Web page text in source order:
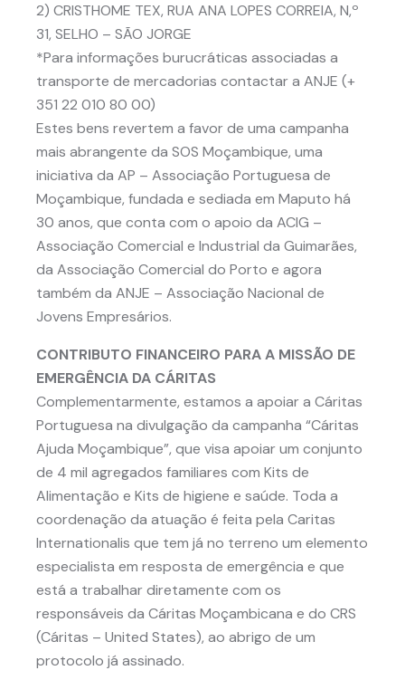
2) CRISTHOME TEX, RUA ANA LOPES CORREIA, N,º
31, SELHO – SÃO JORGE
*Para informações burucráticas associadas a
transporte de mercadorias contactar a ANJE (+
351 22 010 80 00)
Estes bens revertem a favor de uma campanha
mais abrangente da SOS Moçambique, uma
iniciativa da AP – Associação Portuguesa de
Moçambique, fundada e sediada em Maputo há
30 anos, que conta com o apoio da ACIG –
Associação Comercial e Industrial da Guimarães,
da Associação Comercial do Porto e agora
também da ANJE – Associação Nacional de
Jovens Empresários.
CONTRIBUTO FINANCEIRO PARA A MISSÃO DE
EMERGÊNCIA DA CÁRITAS
Complementarmente, estamos a apoiar a Cáritas
Portuguesa na divulgação da campanha “Cáritas
Ajuda Moçambique”, que visa apoiar um conjunto
de 4 mil agregados familiares com Kits de
Alimentação e Kits de higiene e saúde. Toda a
coordenação da atuação é feita pela Caritas
Internationalis que tem já no terreno um elemento
especialista em resposta de emergência e que
está a trabalhar diretamente com os
responsáveis da Cáritas Moçambicana e do CRS
(Cáritas – United States), ao abrigo de um
protocolo já assinado.